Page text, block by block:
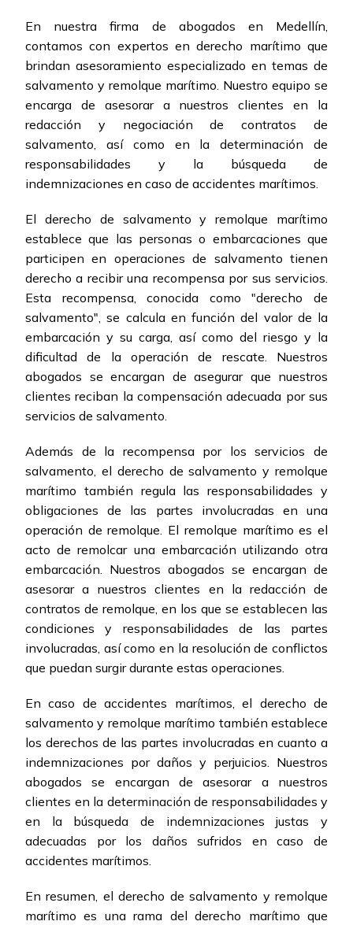
En nuestra firma de abogados en Medellín,
contamos con expertos en derecho marítimo que
brindan asesoramiento especializado en temas de
salvamento y remolque marítimo. Nuestro equipo se
encarga de asesorar a nuestros clientes en la
redacción y negociación de contratos de
salvamento, así como en la determinación de
responsabilidades y la búsqueda de
indemnizaciones en caso de accidentes marítimos.
El derecho de salvamento y remolque marítimo
establece que las personas o embarcaciones que
participen en operaciones de salvamento tienen
derecho a recibir una recompensa por sus servicios.
Esta recompensa, conocida como "derecho de
salvamento", se calcula en función del valor de la
embarcación y su carga, así como del riesgo y la
dificultad de la operación de rescate. Nuestros
abogados se encargan de asegurar que nuestros
clientes reciban la compensación adecuada por sus
servicios de salvamento.
Además de la recompensa por los servicios de
salvamento, el derecho de salvamento y remolque
marítimo también regula las responsabilidades y
obligaciones de las partes involucradas en una
operación de remolque. El remolque marítimo es el
acto de remolcar una embarcación utilizando otra
embarcación. Nuestros abogados se encargan de
asesorar a nuestros clientes en la redacción de
contratos de remolque, en los que se establecen las
condiciones y responsabilidades de las partes
involucradas, así como en la resolución de conflictos
que puedan surgir durante estas operaciones.
En caso de accidentes marítimos, el derecho de
salvamento y remolque marítimo también establece
los derechos de las partes involucradas en cuanto a
indemnizaciones por daños y perjuicios. Nuestros
abogados se encargan de asesorar a nuestros
clientes en la determinación de responsabilidades y
en la búsqueda de indemnizaciones justas y
adecuadas por los daños sufridos en caso de
accidentes marítimos.
En resumen, el derecho de salvamento y remolque
marítimo es una rama del derecho marítimo que